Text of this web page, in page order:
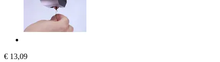
€ 13,09